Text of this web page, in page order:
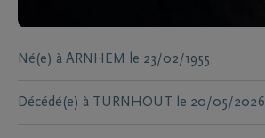
Né(e) à ARNHEM le 23/02/1955
Décédé(e) à TURNHOUT le 20/05/2026